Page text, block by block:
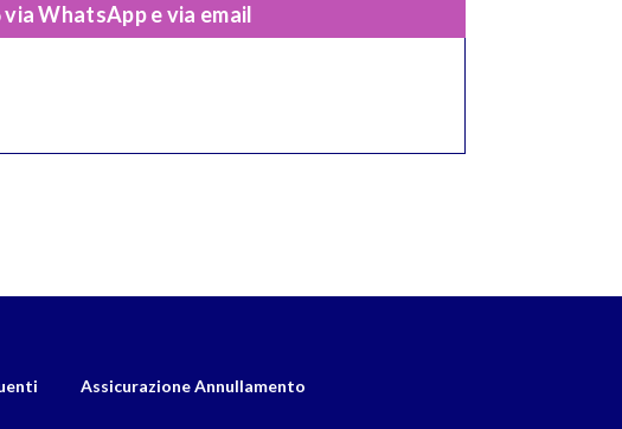
via WhatsApp e via email
Assicurazione Annullamento